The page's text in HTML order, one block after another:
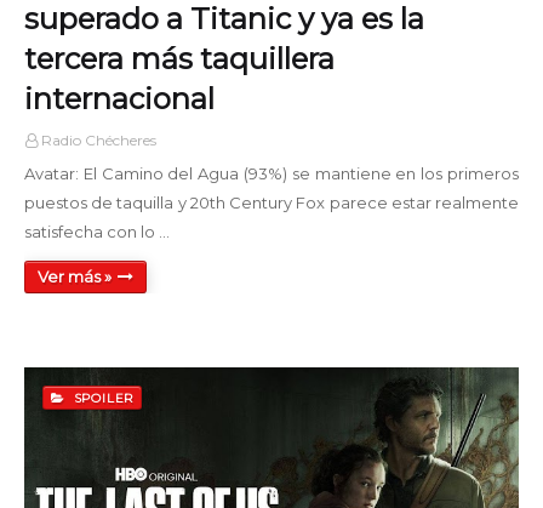
superado a Titanic y ya es la
tercera más taquillera
internacional
Radio Chécheres
Avatar: El Camino del Agua (93%) se mantiene en los primeros
puestos de taquilla y 20th Century Fox parece estar realmente
satisfecha con lo …
Ver más »
SPOILER